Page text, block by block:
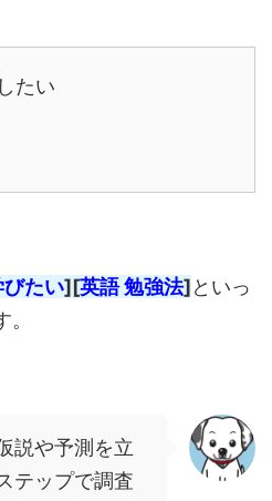
たい
たい][英語 勉強法]といっ
説や予測を立
テップで調査